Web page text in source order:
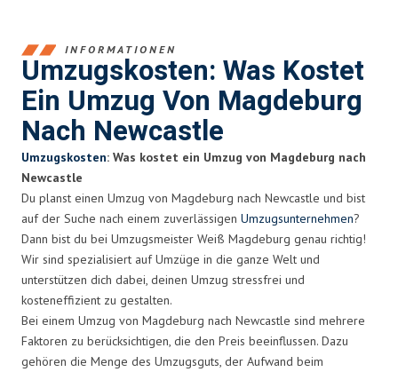
INFORMATIONEN
Umzugskosten: Was Kostet
Ein Umzug Von Magdeburg
Nach Newcastle
Umzugskosten: Was kostet ein Umzug von Magdeburg nach
Newcastle
Du planst einen Umzug von Magdeburg nach Newcastle und bist
auf der Suche nach einem zuverlässigen Umzugsunternehmen?
Dann bist du bei Umzugsmeister Weiß Magdeburg genau richtig!
Wir sind spezialisiert auf Umzüge in die ganze Welt und
unterstützen dich dabei, deinen Umzug stressfrei und
kosteneffizient zu gestalten.
Bei einem Umzug von Magdeburg nach Newcastle sind mehrere
Faktoren zu berücksichtigen, die den Preis beeinflussen. Dazu
gehören die Menge des Umzugsguts, der Aufwand beim